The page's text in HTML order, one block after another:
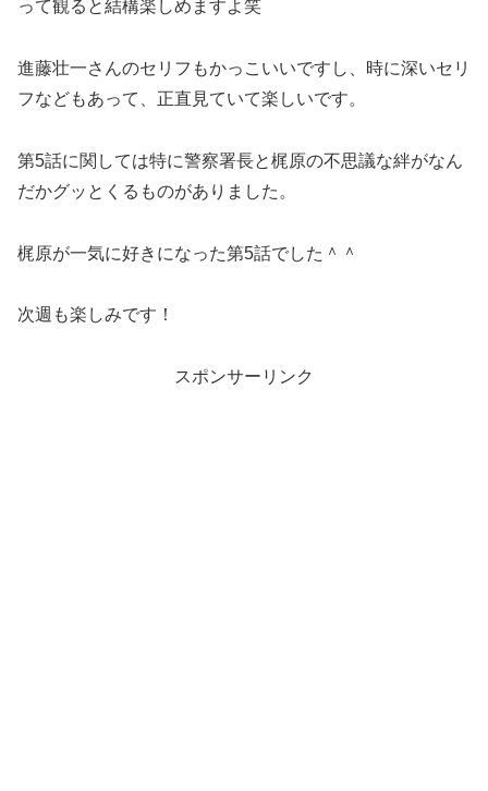
って観ると結構楽しめますよ笑
進藤壮一さんのセリフもかっこいいですし、時に深いセリ
フなどもあって、正直見ていて楽しいです。
第5話に関しては特に警察署長と梶原の不思議な絆がなん
だかグッとくるものがありました。
梶原が一気に好きになった第5話でした＾＾
次週も楽しみです！
スポンサーリンク